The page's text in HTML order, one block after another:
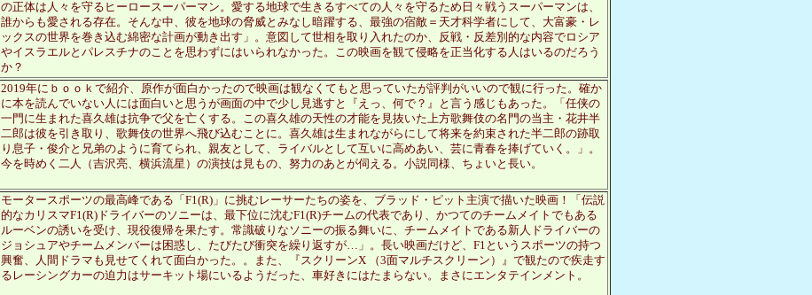
の正体は人々を守るヒーロースーパーマン。愛する地球で生きるすべての人々を守るため日々戦うスーパーマンは、
誰からも愛される存在。そんな中、彼を地球の脅威とみなし暗躍する、最強の宿敵＝天才科学者にして、大富豪・レ
ックスの世界を巻き込む綿密な計画が動き出す」。意図して世相を取り入れたのか、反戦・反差別的な内容でロシア
やイスラエルとパレスチナのことを思わずにはいられなかった。この映画を観て侵略を正当化する人はいるのだろう
か？
2019年にｂｏｏｋで紹介、原作が面白かったので映画は観なくてもと思っていたが評判がいいので観に行った。確か
に本を読んでいない人には面白いと思うが画面の中で少し見逃すと『えっ、何で？』と言う感じもあった。「任侠の
一門に生まれた喜久雄は抗争で父を亡くする。この喜久雄の天性の才能を見抜いた上方歌舞伎の名門の当主・花井半
二郎は彼を引き取り、歌舞伎の世界へ飛び込むことに。喜久雄は生まれながらにして将来を約束された半二郎の跡取
り息子・俊介と兄弟のように育てられ、親友として、ライバルとして互いに高めあい、芸に青春を捧げていく。」。
今を時めく二人（吉沢亮、横浜流星）の演技は見もの、努力のあとが伺える。小説同様、ちょいと長い。
モータースポーツの最高峰である「F1(R)」に挑むレーサーたちの姿を、ブラッド・ピット主演で描いた映画！「伝説
的なカリスマF1(R)ドライバーのソニーは、最下位に沈むF1(R)チームの代表であり、かつてのチームメイトでもある
ルーベンの誘いを受け、現役復帰を果たす。常識破りなソニーの振る舞いに、チームメイトである新人ドライバーの
ジョシュアやチームメンバーは困惑し、たびたび衝突を繰り返すが…」。長い映画だけど、F1というスポーツの持つ
興奮、人間ドラマも見せてくれて面白かった。。また、『スクリーンX （3面マルチスクリーン）』で観たので疾走す
るレーシングカーの迫力はサーキット場にいるようだった、車好きにはたまらない。まさにエンタテインメント。